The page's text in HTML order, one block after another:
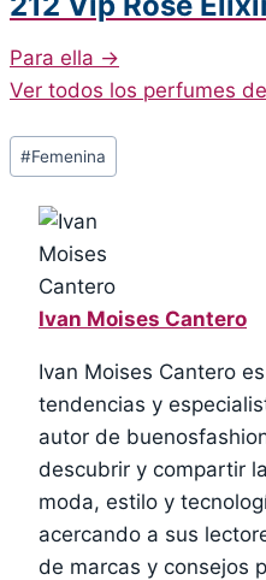
Para ella →
Ver todos los perfumes
Post
Tags:
#Femenina
Ivan Moises Cantero
Ivan Moises Cantero
tendencias y
autor de
descubrir y compartir
moda, estilo y
acercando a sus
de marcas y consejos